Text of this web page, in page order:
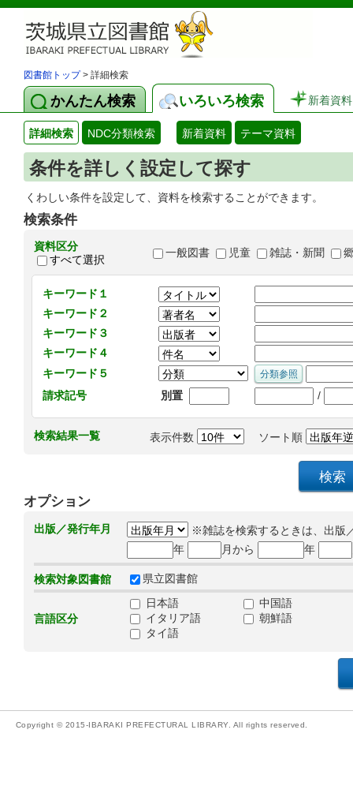
図書館トップ> 詳細検索
かんたん検索 いろいろ検索 新着資料
詳細検索 NDC分類検索 新着資料 テーマ資料
条件を詳しく設定して探す
くわしい条件を設定して、資料を検索することができます。
検索条件
資料区分
すべて選択
一般図書 児童 雑誌・新聞
キーワード１
キーワード２
キーワード３
キーワード４
キーワード５
請求記号
別置 /
検索結果一覧 表示件数 ソート順
オプション
出版／発行年月
※雑誌を検索するときは、出版
年
月から 年
検索対象図書館 県立図書館
言語区分
日本語
中国語
イタリア語
朝鮮語
タイ語
Copyright © 2015-IBARAKI PREFECTURAL LIBRARY. All rights reserved.